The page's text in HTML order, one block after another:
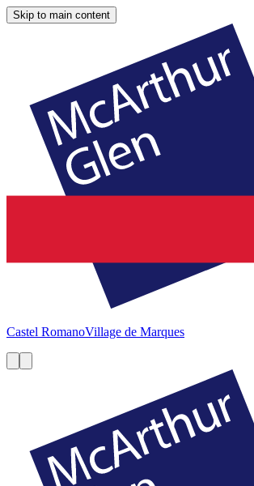
Skip to main content
Castel RomanoVillage de Marques